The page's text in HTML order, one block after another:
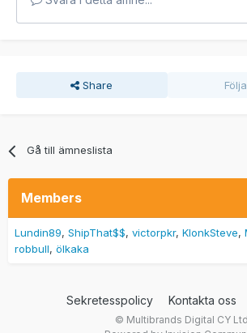
Share
Gå till ämneslista
Members
Lundin89 ShipThat$$ victorpkr KlonkSteve
robbull ölkaka
Sekretesspolicy Kontakta oss
© Multibrands Digital CY Ltd